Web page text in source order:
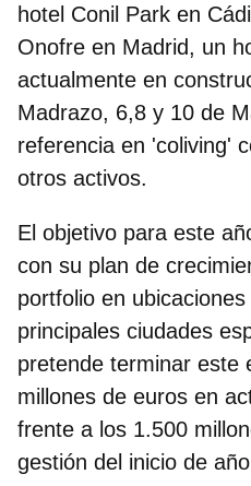
hotel Conil Park en
Onofre en Madrid, un
actualmente en
Madrazo, 6,8 y 10 de
referencia en 'coliving'
otros activos.
El objetivo para este
con su plan de
portfolio en
principales ciudades
pretende terminar este
millones de euros en
frente a los 1.500
gestión del inicio de